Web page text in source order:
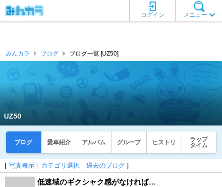
メニュー
ログイン
みんカラ ブログ ブログ一覧 [UZ50]
UZ50
ブログ 愛車紹介 アルバム グループ ヒストリ
ラップ
タイム
[ 写真表示 ｜ カテゴリ選択 ｜ 過去のブログ ]
低速域のギクシャク感がなければ…